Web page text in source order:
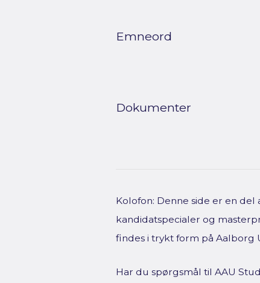
Emneord
Dokumenter
Kolofon: Denne side er en
kandidatspecialer og
findes i trykt form på Aalborg
Har du spørgsmål til AAU